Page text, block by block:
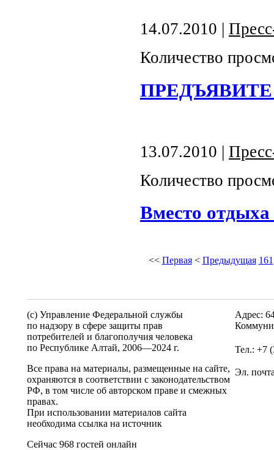
14.07.2010 |
Количество
13.07.2010 |
Количество
Вместо
<< Первая< Предыдущая 161
(c) Управление Федеральной службы
по надзору в сфере защиты прав
потребителей и благополучия человека
по Республике Алтай, 2006—2024 г.
Все права на материалы, размещенные на сайте,
охраняются в соответствии с законодательством
РФ, в том числе об авторском праве и смежных
правах.
При использовании материалов сайта
необходима ссылка на источник
Сейчас 968 гостей онлайн
Адрес:
Тел.: +7
Эл.